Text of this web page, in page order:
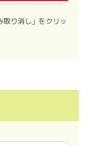
り消し」をクリッ